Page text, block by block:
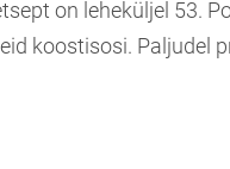
on leheküljel 53.
koostisosi. Paljudel